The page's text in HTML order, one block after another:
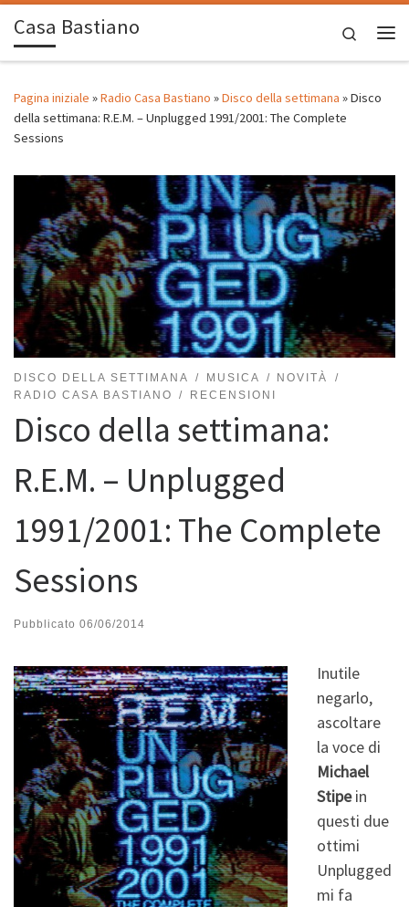
Passa al contenuto
Casa Bastiano
Search
Pagina iniziale »Radio Casa Bastiano »Disco della settimana »Disco
della settimana: R.E.M. – Unplugged 1991/2001: The Complete
Sessions
DISCO DELLA SETTIMANA MUSICA
NOVITÀ
RADIO CASA BASTIANO
RECENSIONI
Disco della settimana:
R.E.M. – Unplugged
1991/2001: The Complete
Sessions
Pubblicato 06/06/2014
Inutile
negarlo,
ascoltare
la voce di
Michael
Stipein
questi due
ottimi
Unplugged
mi fa